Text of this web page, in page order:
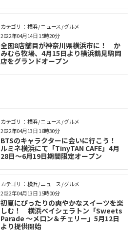
カテゴリ： 横浜 / ニュース / グルメ
全国8店舗目が神奈川県横浜市に！ か
みむら牧場、4月15日より横浜鶴見駒岡
店をグランドオープン
2022年04月14日 15時20分
カテゴリ： 横浜 / ニュース / グルメ
BTSのキャラクターに会いに行こう！
ルミネ横浜にて「TinyTAN CAFE」4月
28日～6月19日期間限定オープン
2022年04月13日 16時30分
カテゴリ： 横浜 / ニュース / グルメ
初夏にぴったりの爽やかなスイーツを楽
しむ！ 横浜ベイシェラトン「Sweets
Parade ～メロン＆チェリー」5月12日
より提供開始
2022年04月13日 15時00分